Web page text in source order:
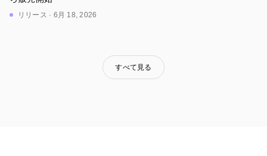
リリース · 6月 18, 2026
すべて見る